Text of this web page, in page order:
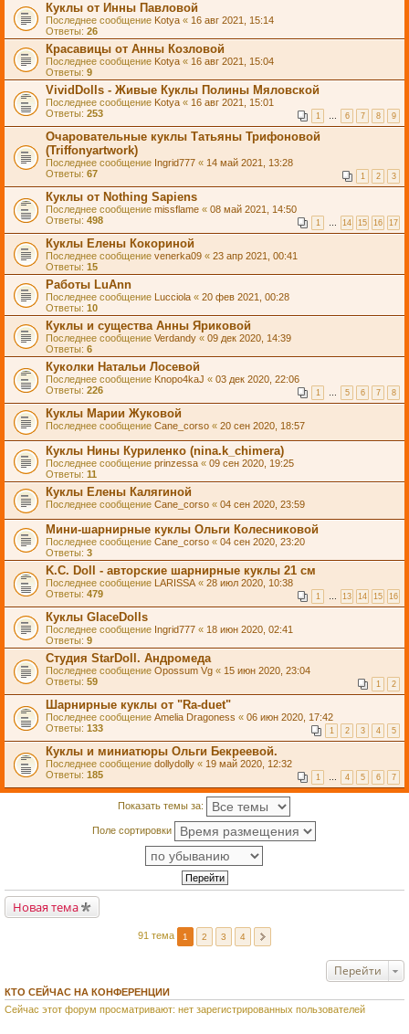
Куклы от Инны Павловой
Последнее сообщение Kotya « 16 авг 2021, 15:14
Ответы: 26
Красавицы от Анны Козловой
Последнее сообщение Kotya « 16 авг 2021, 15:04
Ответы: 9
VividDolls - Живые Куклы Полины Мяловской
Последнее сообщение Kotya « 16 авг 2021, 15:01
Ответы: 253 1 … 6 7 8 9
Очаровательные куклы Татьяны Трифоновой
(Triffonyartwork)
Последнее сообщение Ingrid777 « 14 май 2021, 13:28
Ответы: 67 1 2 3
Куклы от Nothing Sapiens
Последнее сообщение missflame « 08 май 2021, 14:50
Ответы: 498 1 … 14 15 16 17
Куклы Елены Кокориной
Последнее сообщение venerka09 « 23 апр 2021, 00:41
Ответы: 15
Работы LuAnn
Последнее сообщение Lucciola « 20 фев 2021, 00:28
Ответы: 10
Куклы и существа Анны Яриковой
Последнее сообщение Verdandy « 09 дек 2020, 14:39
Ответы: 6
Куколки Натальи Лосевой
Последнее сообщение Knopo4kaJ « 03 дек 2020, 22:06
Ответы: 226 1 … 5 6 7 8
Куклы Марии Жуковой
Последнее сообщение Cane_corso « 20 сен 2020, 18:57
Куклы Нины Куриленко (nina.k_chimera)
Последнее сообщение prinzessa « 09 сен 2020, 19:25
Ответы: 11
Куклы Елены Калягиной
Последнее сообщение Cane_corso « 04 сен 2020, 23:59
Мини-шарнирные куклы Ольги Колесниковой
Последнее сообщение Cane_corso « 04 сен 2020, 23:20
Ответы: 3
K.C. Doll - авторские шарнирные куклы 21 см
Последнее сообщение LARISSA « 28 июл 2020, 10:38
Ответы: 479 1 … 13 14 15 16
Куклы GlaceDolls
Последнее сообщение Ingrid777 « 18 июн 2020, 02:41
Ответы: 9
Студия StarDoll. Андромеда
Последнее сообщение Opossum Vg « 15 июн 2020, 23:04
Ответы: 59 1 2
Шарнирные куклы от "Ra-duet"
Последнее сообщение Amelia Dragoness « 06 июн 2020, 17:42
Ответы: 133 1 2 3 4 5
Куклы и миниатюры Ольги Бекреевой.
Последнее сообщение dollydolly « 19 май 2020, 12:32
Ответы: 185 1 … 4 5 6 7
Показать темы за:
Поле сортировки
Новая тема
91 тема 1 2 3 4
Перейти
КТО СЕЙЧАС НА КОНФЕРЕНЦИИ
Сейчас этот форум просматривают: нет зарегистрированных пользователей